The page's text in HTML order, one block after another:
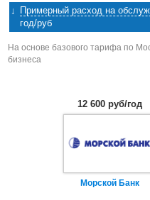
Примерный расход на
год/руб
На основе базового тарифа по
бизнеса
12 600 руб/год
Морской Банк